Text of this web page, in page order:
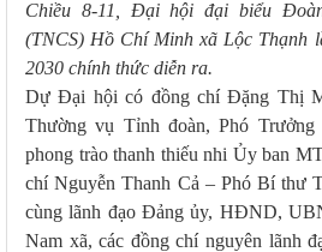
Chiều 8-11, Đại hội đại biểu
(TNCS) Hồ Chí Minh xã Lộc Thạnh
2030 chính thức diễn ra.
Dự Đại hội có đồng chí Đặng Thị
Thường vụ Tỉnh đoàn, Phó
phong trào thanh thiếu nhi Ủy ban
chí Nguyễn Thanh Cả – Phó Bí thư
cùng lãnh đạo Đảng ủy, HĐND,
Nam xã, các đồng chí nguyên lãnh